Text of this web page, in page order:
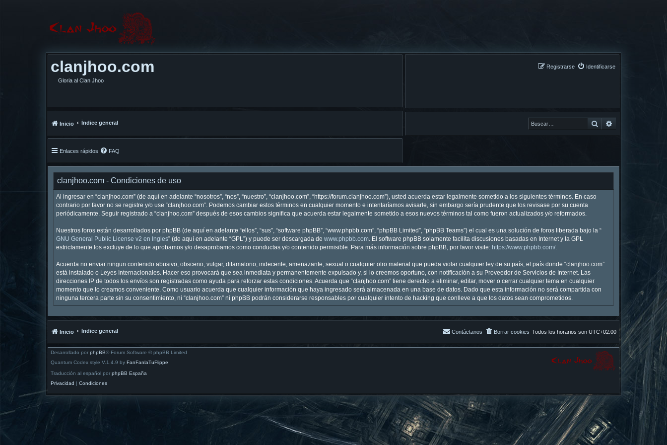
clanjhoo.com
Gloria al Clan Jhoo
Identificarse
Registrarse
Buscar
Inicio Índice general
Enlaces rápidos FAQ
clanjhoo.com - Condiciones de uso
Al ingresar en “clanjhoo.com” (de aquí en adelante “nosotros”, “nos”, “nuestro”, “clanjhoo.com”, “https://forum.clanjhoo.com”), usted acuerda estar legalmente sometido a los siguientes términos. En caso
contrario por favor no se registre y/o use “clanjhoo.com”. Podemos cambiar estos términos en cualquier momento e intentaríamos avisarle, sin embargo sería prudente que los revisase por su cuenta
periódicamente. Seguir registrado a “clanjhoo.com” después de esos cambios significa que acuerda estar legalmente sometido a esos nuevos términos tal como fueron actualizados y/o reformados.
Nuestros foros están desarrollados por phpBB (de aquí en adelante “ellos”, “sus”, “software phpBB”, “www.phpbb.com”, “phpBB Limited”, “phpBB Teams”) el cual es una solución de foros liberada bajo la “
GNU General Public License v2 en Ingles” (de aquí en adelante “GPL”) y puede ser descargada de www.phpbb.com. El software phpBB solamente facilita discusiones basadas en Internet y la GPL
estrictamente los excluye de lo que aprobamos y/o desaprobamos como conductas y/o contenido permisible. Para más información sobre phpBB, por favor visite: https://www.phpbb.com/.
Acuerda no enviar ningun contenido abusivo, obsceno, vulgar, difamatorio, indecente, amenazante, sexual o cualquier otro material que pueda violar cualquier ley de su país, el país donde “clanjhoo.com”
está instalado o Leyes Internacionales. Hacer eso provocará que sea inmediata y permanentemente expulsado y, si lo creemos oportuno, con notificación a su Proveedor de Servicios de Internet. Las
direcciones IP de todos los envíos son registradas como ayuda para reforzar estas condiciones. Acuerda que “clanjhoo.com” tiene derecho a eliminar, editar, mover o cerrar cualquier tema en cualquier
momento que lo creamos conveniente. Como usuario acuerda que cualquier información que haya ingresado será almacenada en una base de datos. Dado que esta información no será compartida con
ninguna tercera parte sin su consentimiento, ni “clanjhoo.com” ni phpBB podrán considerarse responsables por cualquier intento de hacking que conlleve a que los datos sean comprometidos.
Inicio Índice general Todos los horarios son UTC+02:00
Borrar cookies
Contáctanos
Desarrollado por phpBB® Forum Software © phpBB Limited
Quantum Codex style V.1.4.9 by FanFanlaTuFlippe
Traducción al español por phpBB España
Privacidad | Condiciones